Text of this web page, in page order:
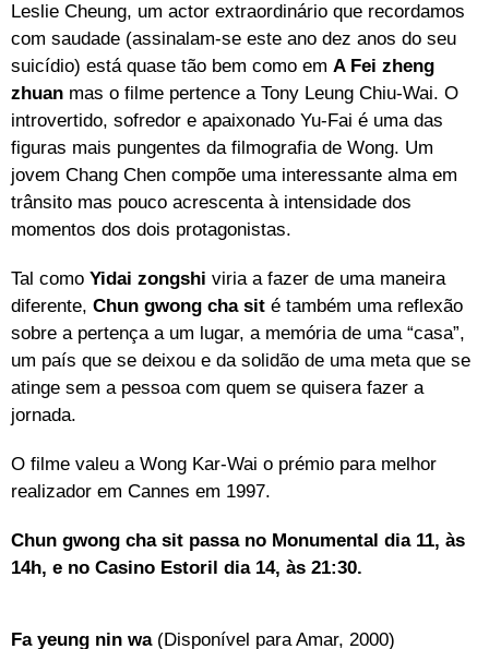
Leslie Cheung, um actor extraordinário que recordamos
com saudade (assinalam-se este ano dez anos do seu
suicídio) está quase tão bem como em A Fei zheng
zhuan mas o filme pertence a Tony Leung Chiu-Wai. O
introvertido, sofredor e apaixonado Yu-Fai é uma das
figuras mais pungentes da filmografia de Wong. Um
jovem Chang Chen compõe uma interessante alma em
trânsito mas pouco acrescenta à intensidade dos
momentos dos dois protagonistas.
Tal como Yidai zongshi viria a fazer de uma maneira
diferente, Chun gwong cha sit é também uma reflexão
sobre a pertença a um lugar, a memória de uma “casa”,
um país que se deixou e da solidão de uma meta que se
atinge sem a pessoa com quem se quisera fazer a
jornada.
O filme valeu a Wong Kar-Wai o prémio para melhor
realizador em Cannes em 1997.
Chun gwong cha sit passa no Monumental dia 11, às
14h, e no Casino Estoril dia 14, às 21:30.
Fa yeung nin wa(Disponível para Amar, 2000)